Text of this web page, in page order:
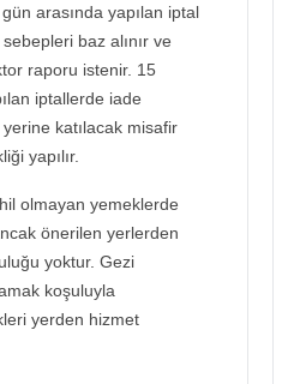
arasında yapılan iptal
baz alınır ve
raporu istenir. 15
iptallerde iade
katılacak misafir
yapılır.
olmayan yemeklerde
önerilen yerlerden
yoktur. Gezi
koşuluyla
yerden hizmet